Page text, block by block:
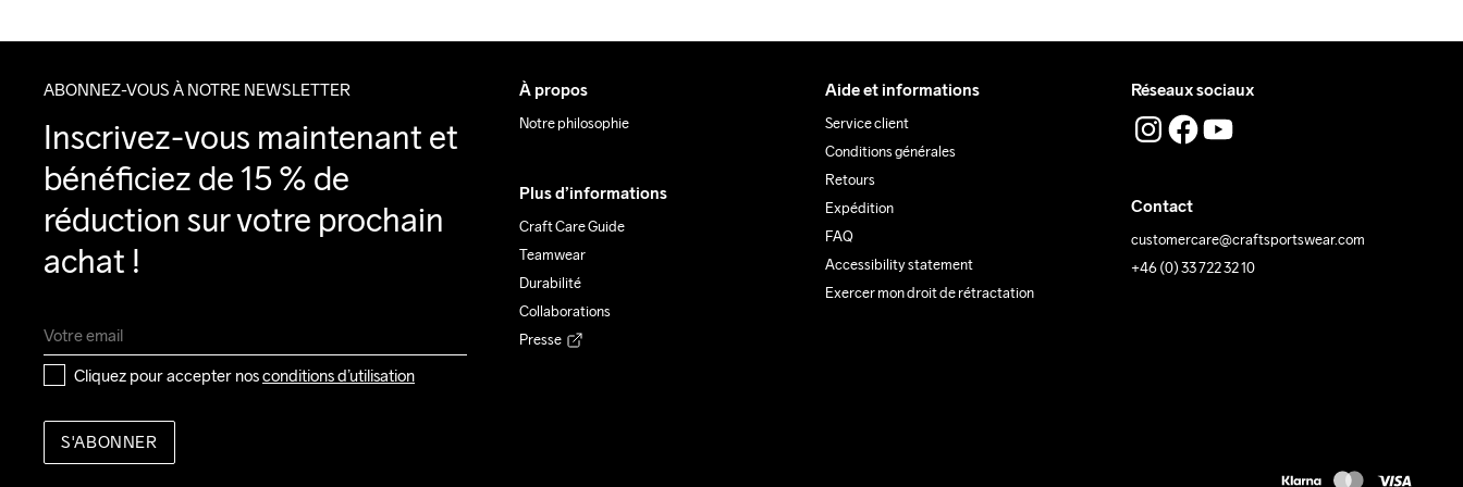
ABONNEZ-VOUS À NOTRE NEWSLETTER
Inscrivez-vous maintenant et
bénéficiez de 15 % de
réduction sur votre prochain
achat !
Cliquez pour accepter nos conditions d’utilisation
S'ABONNER
À propos
Notre philosophie
Plus d’informations
Craft Care Guide
Teamwear
Durabilité
Collaborations
Presse
Aide et informations
Service client
Conditions générales
Retours
Expédition
FAQ
Accessibility statement
Exercer mon droit de rétractation
Réseaux sociaux
Contact
customercare@craftsportswear.com
+46 (0) 33 722 32 10